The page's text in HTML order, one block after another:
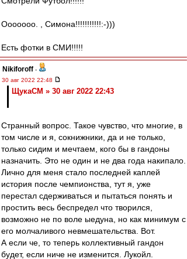
Ооооооо. , Симона!!!!!!!!!!!:-)))
Есть фотки в СМИ!!!!!
Nikiforoff -
30 авг 2022 22:48
ЩукаСМ » 30 авг 2022 22:43
Странный вопрос. Такое чувство, что многие, в
том числе и я, сокнижники, да и не только,
только сидим и мечтаем, кого бы в гандоны
назначить. Это не один и не два года накипало.
Лично для меня стало последней каплей
история после чемпионства, тут я, уже
перестал сдерживаться и пытаться понять и
простить весь беспредел что творился,
возможно не по воле ыедуна, но как минимум с
его молчаливого невмешательства. Вот.
А если че, то теперь коллективный гандон
будет, если ниче не изменится. Лукойл.